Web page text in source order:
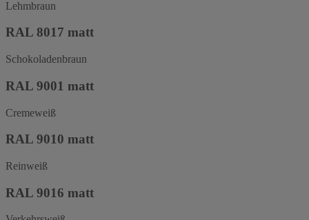
Lehmbraun
RAL 8017 matt
Schokoladenbraun
RAL 9001 matt
Cremeweiß
RAL 9010 matt
Reinweiß
RAL 9016 matt